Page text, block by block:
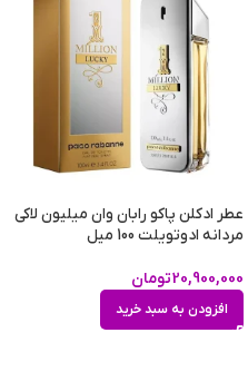
عطر ادکلن پاکو رابان وان میلیون لاکی
مردانه ادوتویلت 100 میل
20,900,000تومان
افزودن به سبد خرید